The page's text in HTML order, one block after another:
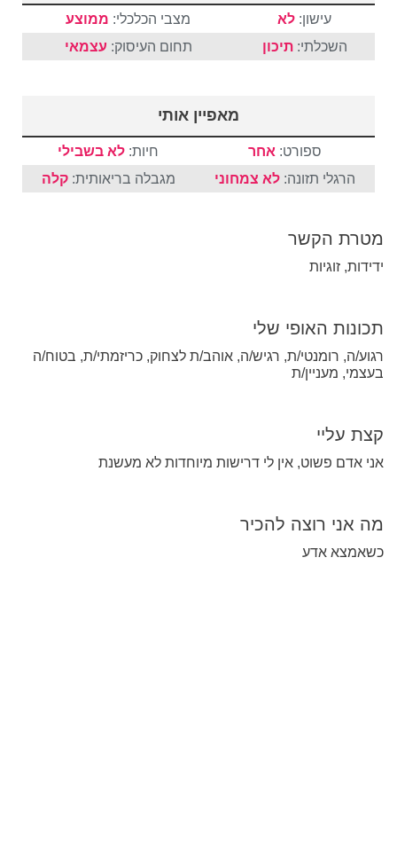
עישון: לא מצבי הכלכלי: ממוצע
השכלתי:תיכון תחום העיסוק: עצמאי
מאפיין אותי
ספורט: אחר חיות: לא בשבילי
הרגלי תזונה:לא צמחוני מגבלה בריאותית:קלה
מטרת הקשר
ידידות, זוגיות
תכונות האופי שלי
רגוע/ה, רומנטי/ת, רגיש/ה, אוהב/ת לצחוק, כריזמתי/ת, בטוח/ה
בעצמי, מעניין/ת
קצת עליי
אני אדם פשוט, אין לי דרישות מיוחדות לא מעשנת
מה אני רוצה להכיר
כשאמצא אדע